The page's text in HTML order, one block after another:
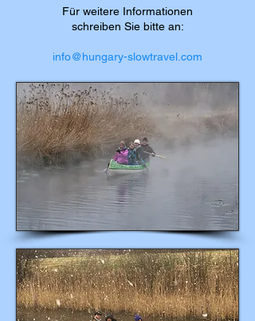
Für weitere Informationen
schreiben Sie bitte an:
info@hungary-slowtravel.com